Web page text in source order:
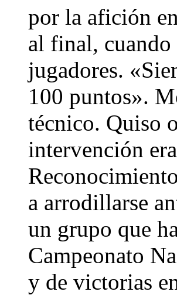
por la afición
al final, cuando
jugadores.
100 puntos».
técnico. Quiso
intervención
a arrodillarse
un grupo que
Campeonato
y de victorias